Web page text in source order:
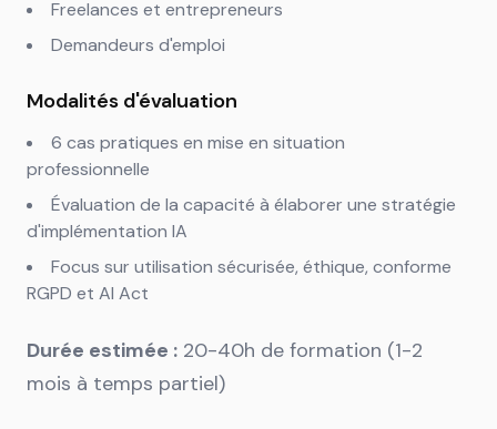
Freelances et entrepreneurs
Demandeurs d'emploi
Modalités d'évaluation
6 cas pratiques en mise en situation
professionnelle
Évaluation de la capacité à élaborer une stratégie
d'implémentation IA
Focus sur utilisation sécurisée, éthique, conforme
RGPD et AI Act
Durée estimée : 20-40h de formation (1-2
mois à temps partiel)